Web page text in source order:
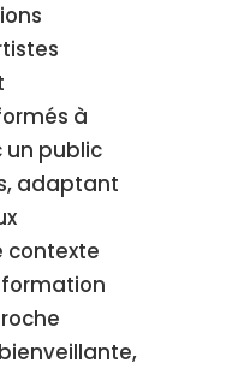
à
public
adaptant
contexte